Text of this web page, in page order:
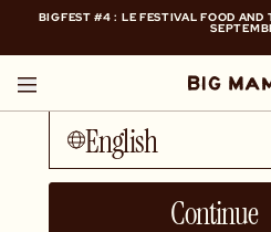
Talk to me
English
Continue
BIGFEST #4 : LE FESTIVAL FOOD AND